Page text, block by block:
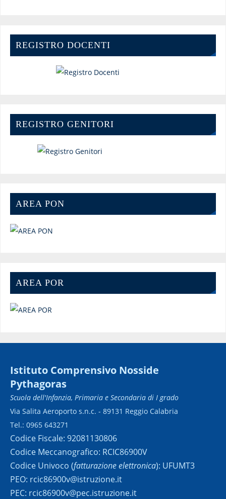
REGISTRO DOCENTI
REGISTRO GENITORI
AREA PON
AREA POR
Istituto Comprensivo Nosside
Pythagoras
Scuola dell'Infanzia, Primaria e Secondaria di I grado
Via Salita Aeroporto s.n.c. - 89131 Reggio Calabria
Tel.: 0965 643271
Codice Fiscale: 92081130806
Codice Meccanografico: RCIC86900V
Codice Univoco (fatturazione elettronica): UFUMT3
PEO: rcic86900v@istruzione.it
PEC: rcic86900v@pec.istruzione.it